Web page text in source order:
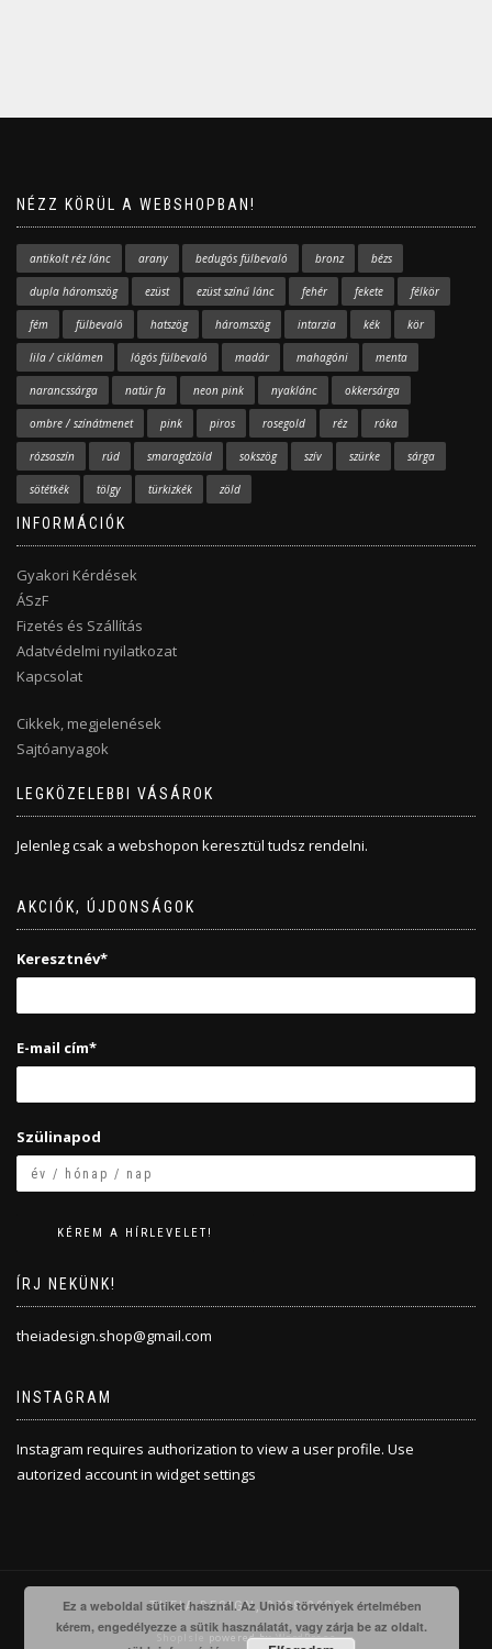
NÉZZ KÖRÜL A WEBSHOPBAN!
antikolt réz lánc arany bedugós fülbevaló bronz bézs
dupla háromszög ezüst ezüst színű lánc fehér fekete félkör
fém fülbevaló hatszög háromszög intarzia kék kör
lila / ciklámen lógós fülbevaló madár mahagóni menta
narancssárga natúr fa neon pink nyaklánc okkersárga
ombre / színátmenet pink piros rosegold réz róka
rózsaszín rúd smaragdzöld sokszög szív szürke sárga
sötétkék tölgy türkizkék zöld
INFORMÁCIÓK
Gyakori Kérdések
ÁSzF
Fizetés és Szállítás
Adatvédelmi nyilatkozat
Kapcsolat
Cikkek, megjelenések
Sajtóanyagok
LEGKÖZELEBBI VÁSÁROK
Jelenleg csak a webshopon keresztül tudsz rendelni.
AKCIÓK, ÚJDONSÁGOK
Keresztnév*
E-mail cím*
Szülinapod
ÍRJ NEKÜNK!
theiadesign.shop@gmail.com
INSTAGRAM
Instagram requires authorization to view a user profile. Use
autorized account in widget settings
THEIA DESIGN, 2008-2020
powered byWordPress
Ez a weboldal sütiket használ. Az Uniós törvények értelmében
kérem, engedélyezze a sütik használatát, vagy zárja be az oldalt.